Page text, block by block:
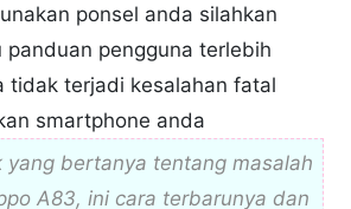
ponsel anda silahkan
panduan pengguna terlebih
tidak terjadi kesalahan fatal
smartphone anda
yang bertanya tentang masalah
A83, ini cara terbarunya dan